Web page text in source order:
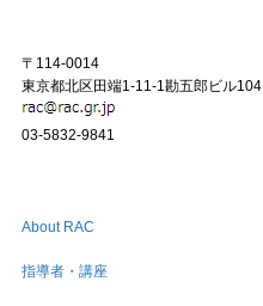
〒114-0014
東京都北区田端1-11-1勘五郎ビル104
03-5832-9841
About RAC
指導者・講座